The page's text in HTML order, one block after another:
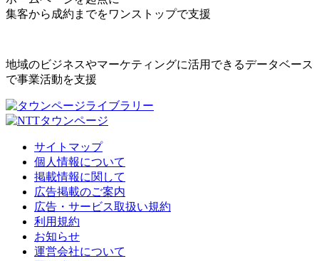
集客から成約までをワンストップで支援
地域のビジネスやマーケティングに活用できるデータベース
で事業活動を支援
サイトマップ
個人情報について
掲載情報に関して
広告掲載のご案内
広告・サービス取扱い規約
利用規約
お知らせ
運営会社について